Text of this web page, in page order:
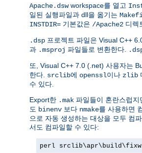
Apache.dswworkspace를 열고
일된 실행파일과 dll을 옮기는
INSTDIR= 기본값은 /Apache2 디렉
.dsp 프로젝트 파일은 Visual C++
과 .msproj 파일들로 변환한다.
또, Visual C++ 7.0 (.net) 사용자는
한다. srclib에 openssl이나 zlib
수 있다.
Export한 .mak 파일들이 혼란스럽
도 binenv 보다 nmake를 사용하면
으로 자동 생성하는 대상을 모두 컴
서도 컴파일할 수 있다:
perl